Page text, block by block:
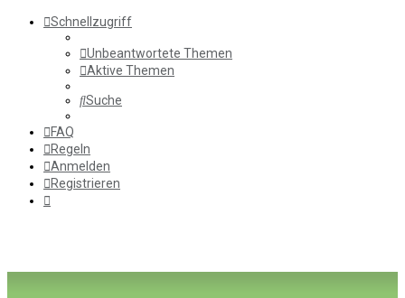
Schnellzugriff
Unbeantwortete Themen
Aktive Themen
Suche
FAQ
Regeln
Anmelden
Registrieren